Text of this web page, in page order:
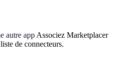
autre app Associez Marketplacer
de connecteurs.